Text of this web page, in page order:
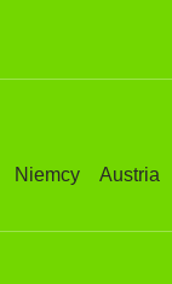
Niemcy Austria